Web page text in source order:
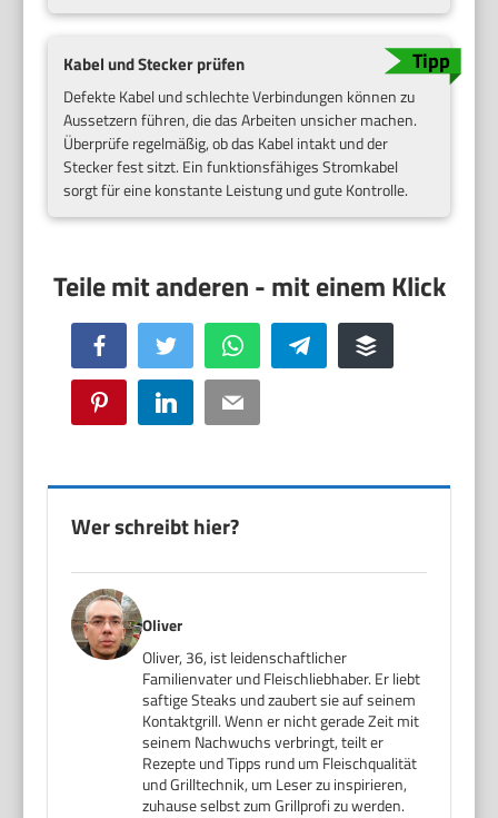
Kabel und Stecker prüfen
Defekte Kabel und schlechte Verbindungen können zu
Aussetzern führen, die das Arbeiten unsicher machen.
Überprüfe regelmäßig, ob das Kabel intakt und der
Stecker fest sitzt. Ein funktionsfähiges Stromkabel
sorgt für eine konstante Leistung und gute Kontrolle.
Facebook Twitter WhatsApp Telegram Buffer
Pinterest LinkedIn Email
Wer schreibt hier?
Oliver
Oliver, 36, ist leidenschaftlicher
Familienvater und Fleischliebhaber. Er liebt
saftige Steaks und zaubert sie auf seinem
Kontaktgrill. Wenn er nicht gerade Zeit mit
seinem Nachwuchs verbringt, teilt er
Rezepte und Tipps rund um Fleischqualität
und Grilltechnik, um Leser zu inspirieren,
zuhause selbst zum Grillprofi zu werden.